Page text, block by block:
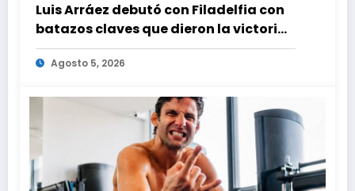
Luis Arráez debutó con Filadelfia con
batazos claves que dieron la victoria
ante Nacionales
Agosto 5, 2026